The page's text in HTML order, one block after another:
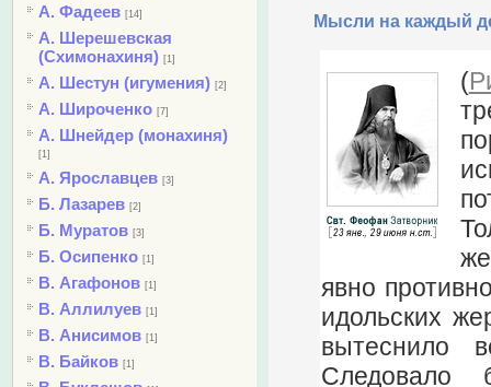
А. Фадеев [14]
А. Шерешевская
(Схимонахиня) [1]
А. Шестун (игумения) [2]
А. Широченко [7]
А. Шнейдер (монахиня)
[1]
А. Ярославцев [3]
Б. Лазарев [2]
Б. Муратов [3]
Б. Осипенко [1]
В. Агафонов [1]
В. Аллилуев [1]
В. Анисимов [1]
В. Байков [1]
Мысли на каждый
(
явно
идольских
вытеснило
Следовало